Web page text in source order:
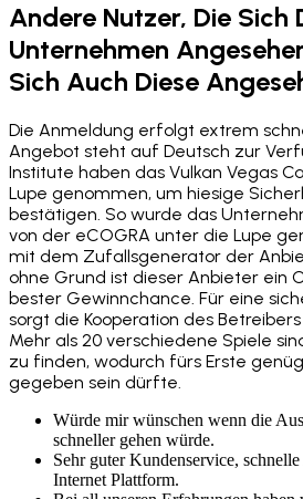
Andere Nutzer, Die Sich
Unternehmen
Sich Auch Diese
Die Anmeldung erfolgt extrem
Angebot steht auf Deutsch zur
Institute haben das Vulkan Vegas
Lupe genommen, um hiesige
bestätigen. So wurde das
von der eCOGRA unter die Lupe
mit dem Zufallsgenerator der
ohne Grund ist dieser Anbieter ein
bester Gewinnchance. Für eine
sorgt die Kooperation des
Mehr als 20 verschiedene Spiele
zu finden, wodurch fürs Erste
gegeben sein dürfte.
Würde mir wünschen wenn die
schneller gehen würde.
Sehr guter Kundenservice,
Internet Plattform.